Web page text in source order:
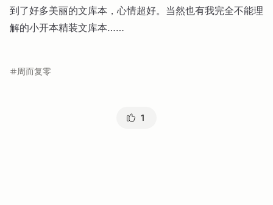
到了好多美丽的文库本，心情超好。当然也有我完全不能理
解的小开本精装文库本……
周而复零
1